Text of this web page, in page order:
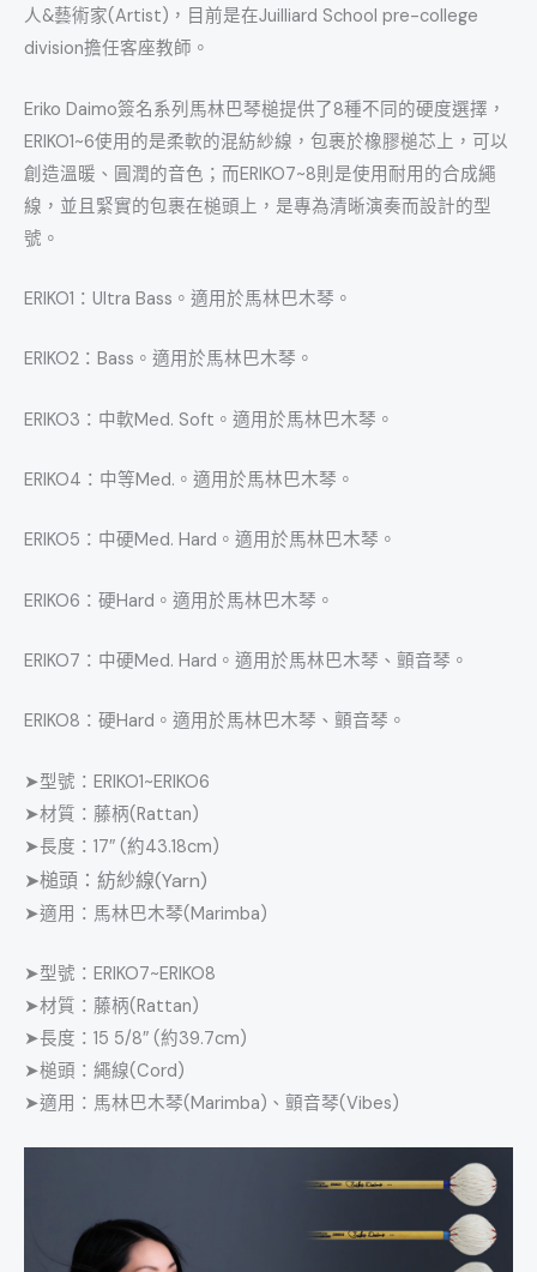
人&藝術家(Artist)，目前是在Juilliard School pre-college
division擔任客座教師。
Eriko Daimo簽名系列馬林巴琴槌提供了8種不同的硬度選擇，
ERIKO1~6使用的是柔軟的混紡紗線，包裹於橡膠槌芯上，可以
創造溫暖、圓潤的音色；而ERIKO7~8則是使用耐用的合成繩
線，並且緊實的包裹在槌頭上，是專為清晰演奏而設計的型
號。
ERIKO1：Ultra Bass。適用於馬林巴木琴。
ERIKO2：Bass。適用於馬林巴木琴。
ERIKO3：中軟Med. Soft。適用於馬林巴木琴。
ERIKO4：中等Med.。適用於馬林巴木琴。
ERIKO5：中硬Med. Hard。適用於馬林巴木琴。
ERIKO6：硬Hard。適用於馬林巴木琴。
ERIKO7：中硬Med. Hard。適用於馬林巴木琴、顫音琴。
ERIKO8：硬Hard。適用於馬林巴木琴、顫音琴。
➤型號：ERIKO1~ERIKO6
➤材質：藤柄(Rattan)
➤長度：17″ (約43.18cm)
➤槌頭：紡紗線(Yarn)
➤適用：馬林巴木琴(Marimba)
➤型號：ERIKO7~ERIKO8
➤材質：藤柄(Rattan)
➤長度：15 5/8″ (約39.7cm)
➤槌頭：繩線(Cord)
➤適用：馬林巴木琴(Marimba)、顫音琴(Vibes)